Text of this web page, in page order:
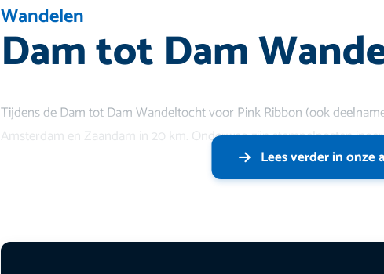
Wandelen
Dam tot Dam
Tijdens de Dam tot Dam Wandeltocht voor Pink Ribbon (ook
Amsterdam en Zaandam in 20 km. Onderweg zijn stempelposten
Lees verder in onze